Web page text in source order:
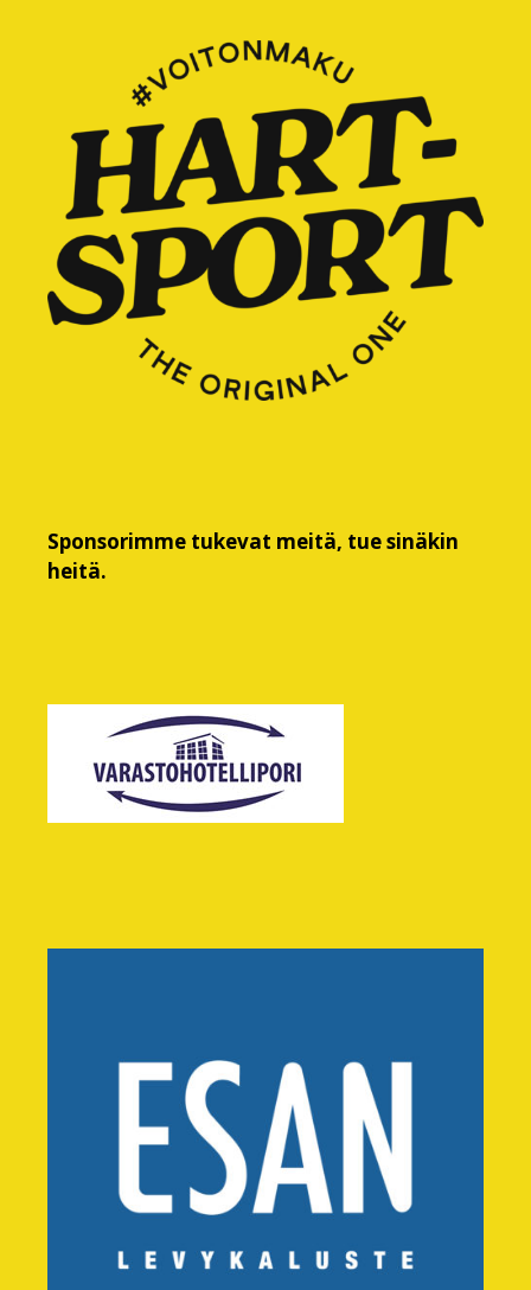
Sponsorimme tukevat meitä, tue sinäkin
heitä.